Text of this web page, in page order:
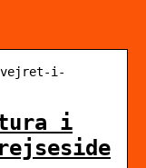
vejret-i-
i